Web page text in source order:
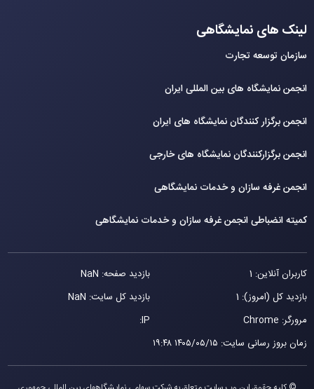
لینک های نمایشگاهی
سازمان توسعه تجارت
انجمن نمایشگاه های بین المللی ایران
انجمن برگزار کنندگان نمایشگاه های ایران
انجمن برگزارکنندگان نمایشگاه های خارجی
انجمن غرفه سازان و خدمات نمایشگاهی
کمیته انضباطی انجمن غرفه سازان و خدمات نمایشگاهی
کاربران آنلاین: 1
بازدید صفحه: NaN
بازدید کل (امروز): 1
بازدید کل سایت: NaN
مرورگر: Chrome
IP:
زمان بروز رسانی سایت: ۱۴۰۵/۰۵/۱۵ ۱۹:۴۸